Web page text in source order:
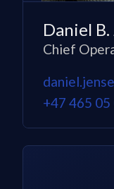
Daniel B.
Chief
+47 465 05